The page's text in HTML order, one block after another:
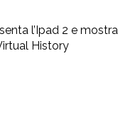
l’Ipad 2 e mostra
History